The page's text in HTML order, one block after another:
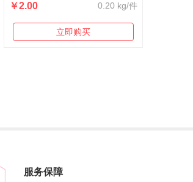
￥2.00 0.20 kg/件
立即购买
服务保障